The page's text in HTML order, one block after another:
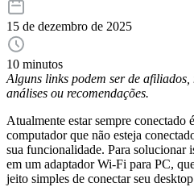
15 de dezembro de 2025
10 minutos
Alguns links podem ser de afiliados,
análises ou recomendações.
Atualmente estar sempre
computador que não esteja
sua funcionalidade. Para solucionar
em um adaptador Wi-Fi para PC,
jeito simples de conectar seu